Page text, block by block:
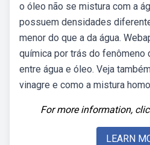
o óleo não se mistura com a
possuem densidades
menor do que a da água.
química por trás do fenômeno
entre água e óleo. Veja
vinagre e como a mistura
For more information,
LEARN